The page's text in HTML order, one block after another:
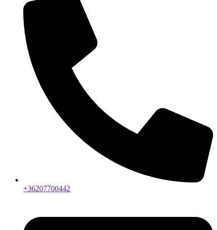
+36207700442